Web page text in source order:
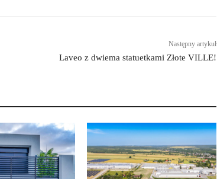
Następny artykuł
Laveo z dwiema statuetkami Złote VILLE!